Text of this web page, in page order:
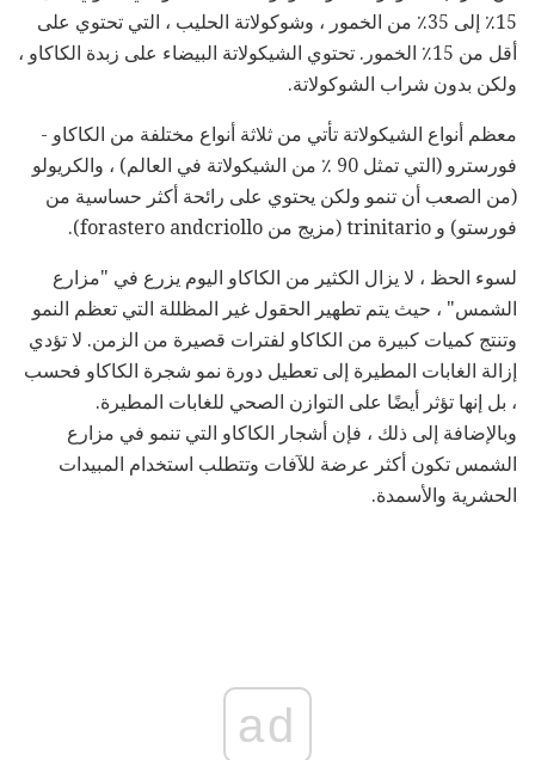
15٪ إلى 35٪ من الخمور ، وشوكولاتة الحليب ، التي تحتوي على
أقل من 15٪ الخمور. تحتوي الشيكولاتة البيضاء على زبدة الكاكاو ،
ولكن بدون شراب الشوكولاتة.
معظم أنواع الشيكولاتة تأتي من ثلاثة أنواع مختلفة من الكاكاو -
فورسترو (التي تمثل 90 ٪ من الشيكولاتة في العالم) ، والكريولو
(من الصعب أن تنمو ولكن يحتوي على رائحة أكثر حساسية من
فورستو) و trinitario (مزيج من forastero andcriollo).
لسوء الحظ ، لا يزال الكثير من الكاكاو اليوم يزرع في "مزارع
الشمس" ، حيث يتم تطهير الحقول غير المظللة التي تعظم النمو
وتنتج كميات كبيرة من الكاكاو لفترات قصيرة من الزمن. لا تؤدي
إزالة الغابات المطيرة إلى تعطيل دورة نمو شجرة الكاكاو فحسب
، بل إنها تؤثر أيضًا على التوازن الصحي للغابات المطيرة.
وبالإضافة إلى ذلك ، فإن أشجار الكاكاو التي تنمو في مزارع
الشمس تكون أكثر عرضة للآفات وتتطلب استخدام المبيدات
الحشرية والأسمدة.
ad